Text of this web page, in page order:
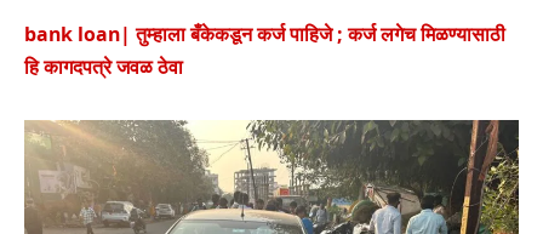
bank loan| तुम्हाला बँकेकडून कर्ज पाहिजे ; कर्ज लगेच मिळण्यासाठी
हि कागदपत्रे जवळ ठेवा